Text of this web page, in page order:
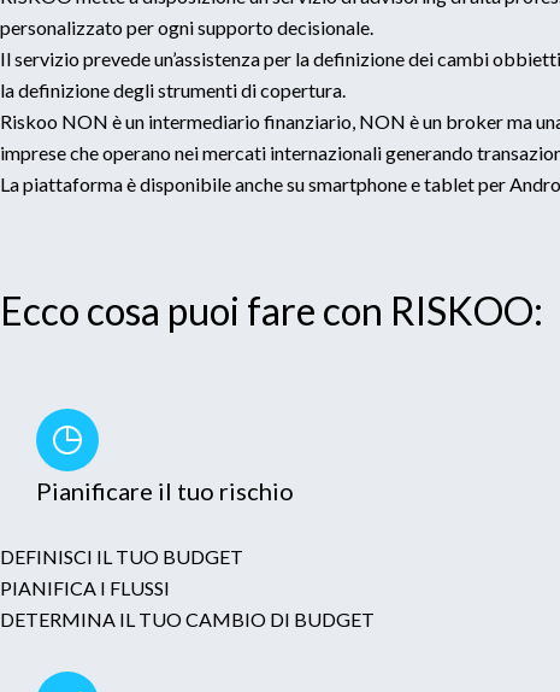
personalizzato per ogni supporto decisionale.
Il servizio prevede un’assistenza per la definizione dei cambi
la definizione degli strumenti di copertura.
Riskoo NON è un intermediario finanziario, NON è un broker ma
imprese che operano nei mercati internazionali generando
La piattaforma è disponibile anche su smartphone e tablet per
Ecco cosa puoi fare con RISKOO:
Pianificare il tuo rischio
DEFINISCI IL TUO BUDGET
PIANIFICA I FLUSSI
DETERMINA IL TUO CAMBIO DI BUDGET